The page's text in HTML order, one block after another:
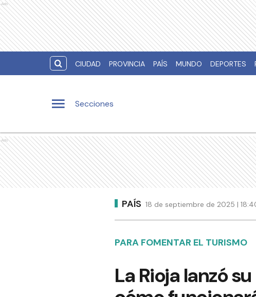
Ads
CIUDAD PROVINCIA PAÍS MUNDO DEPORTES
Secciones
Ads
PAÍS 18 de septiembre de 2025 |
PARA FOMENTAR EL TURISMO
La Rioja lanzó